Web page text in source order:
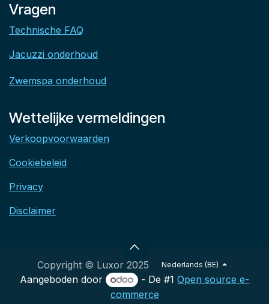
Vragen
Technische FAQ
Jacuzzi onderhoud
Zwemspa onderhoud
Wettelijke vermeldingen
Verkoopvoorwaarden
Cookiebeleid
Privacy
Disclaimer
Copyright © Luxor 2025 Nederlands (BE)
Aangeboden door - De #1Open source e-
commerce